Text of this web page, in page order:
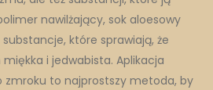
nawilżający, sok aloesowy
które sprawiają, że
i jedwabista. Aplikacja
zmroku to najprostszy metoda, by